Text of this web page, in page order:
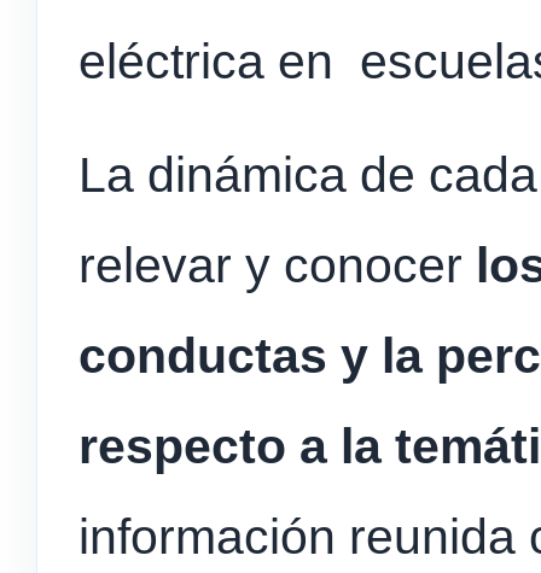
eléctrica en
La dinámica de
relevar y conocer
conductas y la
respecto a la
información reunida